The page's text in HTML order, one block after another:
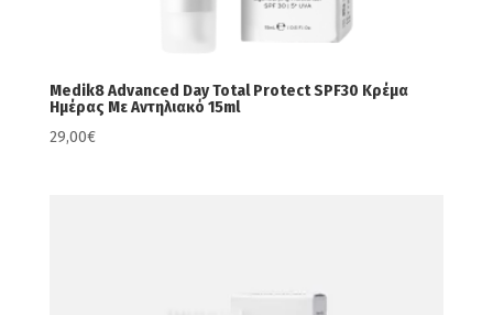
Medik8 Advanced Day Total Protect SPF30 Κρέμα
Ημέρας Με Αντηλιακό 15ml
29,00€